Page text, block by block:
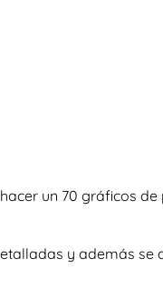
un 70 gráficos
y además